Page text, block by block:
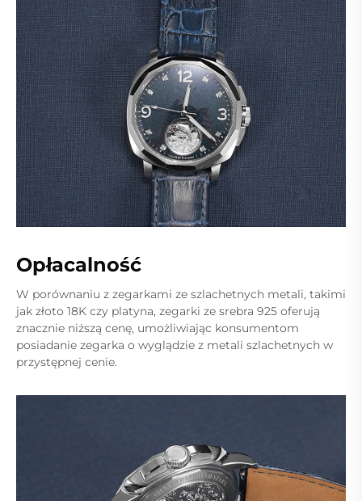
Opłacalność
W porównaniu z zegarkami ze szlachetnych metali, takimi
jak złoto 18K czy platyna, zegarki ze srebra 925 oferują
znacznie niższą cenę, umożliwiając konsumentom
posiadanie zegarka o wyglądzie z metali szlachetnych w
przystępnej cenie.